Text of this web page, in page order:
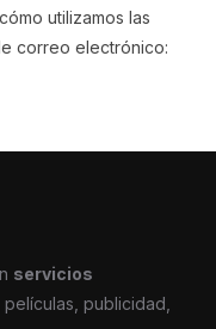
utilizamos las
correo electrónico:
servicios
películas, publicidad,